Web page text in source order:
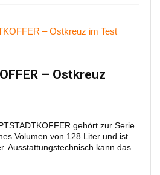
– Ostkreuz
gehört zur Serie
Volumen von 128 Liter und ist
Ausstattungstechnisch kann das